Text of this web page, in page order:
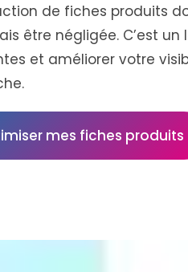
de fiches produits
être négligée. C’est
et améliorer votre
mes fiches produits